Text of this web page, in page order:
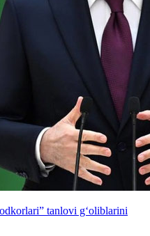
tanlovi g‘oliblarini